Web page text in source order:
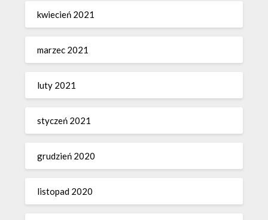
kwiecień 2021
marzec 2021
luty 2021
styczeń 2021
grudzień 2020
listopad 2020